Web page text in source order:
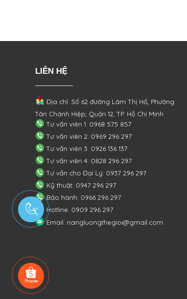
LIÊN HỆ
Địa chỉ: Số 62 đường Lâm Thị Hố, Phường
Tân Chánh Hiệp, Quận 12, TP. Hồ Chí Minh
Tư vấn viên 1: 0968 575 857
Tư vấn viên 2: 0969 296 297
Tư vấn viên 3: 0926 136 137
Tư vấn viên 4: 0828 296 297
Tư vấn cho Đại Lý: 0937 296 297
Kỹ thuật: 0947 296 297
Bảo hành: 0966 296 297
Hotline: 0909 296 297
Email: nangluongthegioi@gmail.com